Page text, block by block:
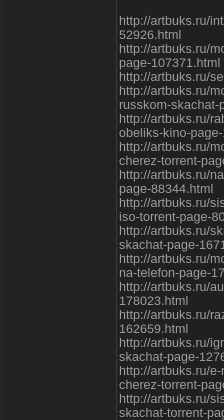
http://artbuks.ru/
52926.html
http://artbuks.ru/
page-107371.html
http://artbuks.ru/
http://artbuks.ru/
russkom-skachat-
http://artbuks.ru/
obeliks-kino-
http://artbuks.ru/
cherez-torrent-
http://artbuks.ru/
page-88344.html
http://artbuks.ru/
iso-torrent-page-
http://artbuks.ru/
skachat-page-
http://artbuks.ru/
na-telefon-page-
http://artbuks.ru/
178023.html
http://artbuks.ru/
162659.html
http://artbuks.ru/
skachat-page-
http://artbuks.ru/
cherez-torrent-
http://artbuks.ru/
skachat-torrent-